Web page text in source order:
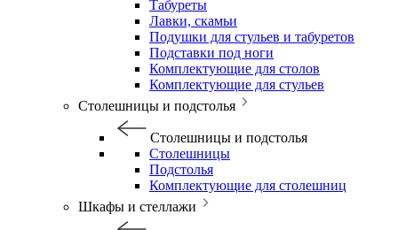
Табуреты
Лавки, скамьи
Подушки для стульев и табуретов
Подставки под ноги
Комплектующие для столов
Комплектующие для стульев
Столешницы и подстолья
Столешницы и подстолья
Столешницы
Подстолья
Комплектующие для столешниц
Шкафы и стеллажи